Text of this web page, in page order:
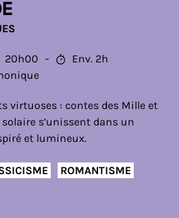
20h00
Env. 2h
virtuoses : contes des Mille et
s’unissent dans un
et lumineux.
ROMANTISME